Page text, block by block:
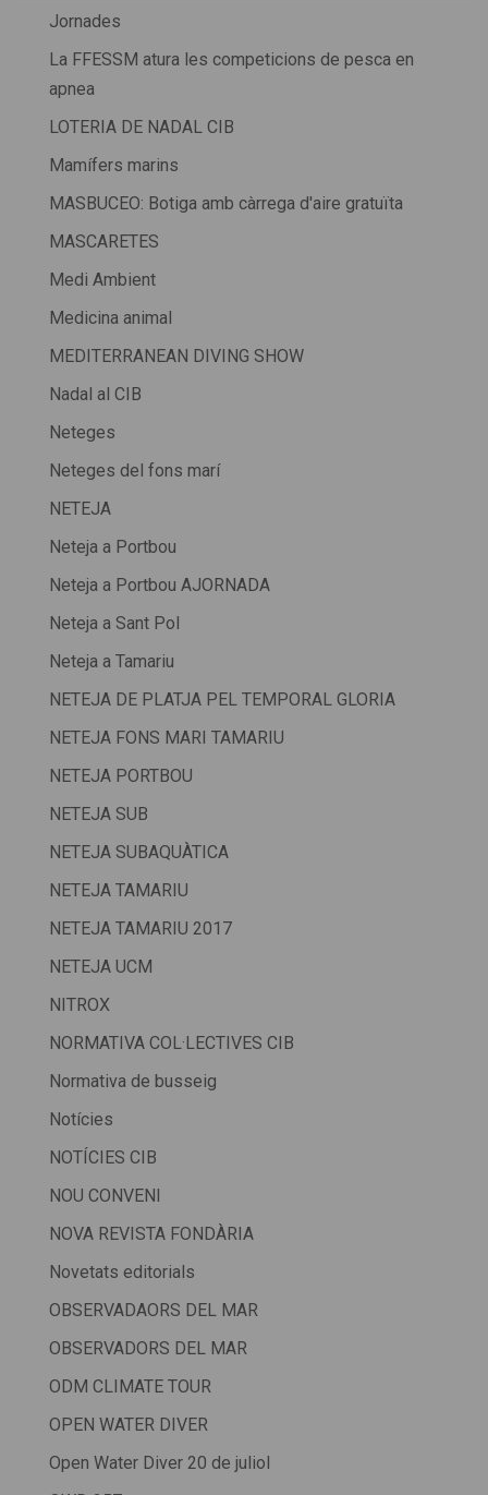
Jornades
La FFESSM atura les competicions de pesca en
apnea
LOTERIA DE NADAL CIB
Mamífers marins
MASBUCEO: Botiga amb càrrega d'aire gratuïta
MASCARETES
Medi Ambient
Medicina animal
MEDITERRANEAN DIVING SHOW
Nadal al CIB
Neteges
Neteges del fons marí
NETEJA
Neteja a Portbou
Neteja a Portbou AJORNADA
Neteja a Sant Pol
Neteja a Tamariu
NETEJA DE PLATJA PEL TEMPORAL GLORIA
NETEJA FONS MARI TAMARIU
NETEJA PORTBOU
NETEJA SUB
NETEJA SUBAQUÀTICA
NETEJA TAMARIU
NETEJA TAMARIU 2017
NETEJA UCM
NITROX
NORMATIVA COL·LECTIVES CIB
Normativa de busseig
Notícies
NOTÍCIES CIB
NOU CONVENI
NOVA REVISTA FONDÀRIA
Novetats editorials
OBSERVADAORS DEL MAR
OBSERVADORS DEL MAR
ODM CLIMATE TOUR
OPEN WATER DIVER
Open Water Diver 20 de juliol